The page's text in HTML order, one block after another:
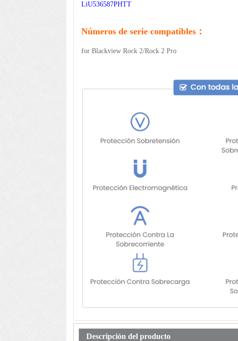
LiU536587PHTT
Números de serie compatibles：
for Blackview Rock 2/Rock 2 Pro
Descripción del producto